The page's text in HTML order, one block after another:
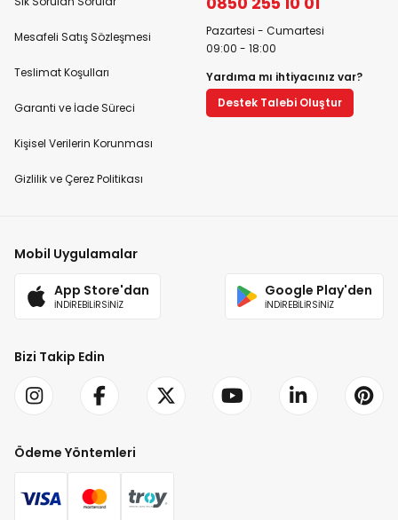
Mesafeli Satış Sözleşmesi
Teslimat Koşulları
Garanti ve İade Süreci
Kişisel Verilerin Korunması
Gizlilik ve Çerez Politikası
Pazartesi - Cumartesi
09:00 - 18:00
Yardıma mı ihtiyacınız var?
Destek Talebi Oluştur
Mobil Uygulamalar
App Store'dan
İNDİREBİLİRSİNİZ
Google Play'den
İNDİREBİLİRSİNİZ
Bizi Takip Edin
Ödeme Yöntemleri